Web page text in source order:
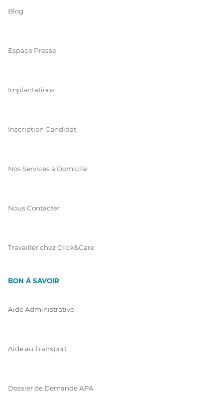
Blog
Espace Presse
Implantations
Inscription Candidat
Nos Services à Domicile
Nous Contacter
Travailler chez Click&Care
BON À SAVOIR
Aide Administrative
Aide au Transport
Dossier de Demande APA